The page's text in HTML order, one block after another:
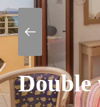
Double